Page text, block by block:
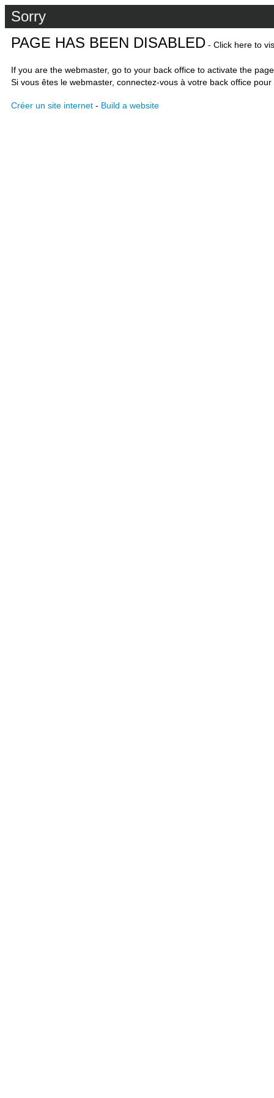
Sorry
PAGE HAS BEEN DISABLED - Click here to
If you are the webmaster, go to your back office to activate the
Si vous êtes le webmaster, connectez-vous à votre back office
Créer un site internet - Build a website